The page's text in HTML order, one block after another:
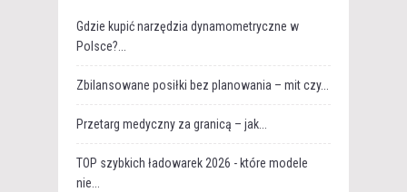
Gdzie kupić narzędzia dynamometryczne w
Polsce?...
Zbilansowane posiłki bez planowania – mit czy...
Przetarg medyczny za granicą – jak...
TOP szybkich ładowarek 2026 - które modele
nie...